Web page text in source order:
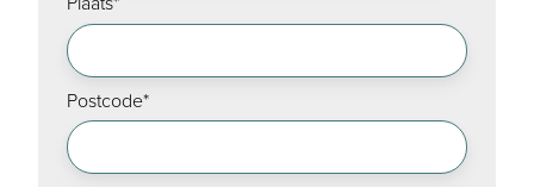
Plaats*
Postcode*